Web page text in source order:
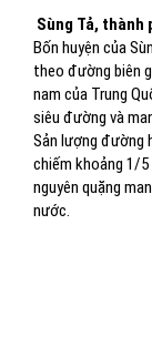
Sùng Tả, thành
Bốn huyện của
theo đường biên
nam của Trung
siêu đường và
Sản lượng đường
chiếm khoảng 1/
nguyên quặng
nước.